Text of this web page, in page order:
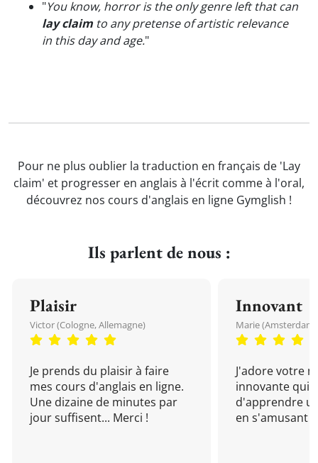
"You know, horror is the only genre left that can
lay claim to any pretense of artistic relevance
in this day and age."
Pour ne plus oublier la traduction en français de 'Lay
claim' et progresser en anglais à l'écrit comme à l'oral,
découvrez nos cours d'anglais en ligne Gymglish !
Ils parlent de nous :
Plaisir
Victor (Cologne, Allemagne)
Je prends du plaisir à faire
mes cours d'anglais en ligne.
Une dizaine de minutes par
jour suffisent... Merci !
Innovant
Marie (Amsterdam,
J'adore votre
innovante qui
d'apprendre
en s'amusant !